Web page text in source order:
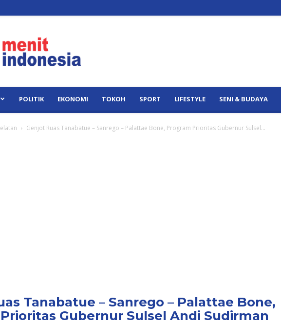
Indonesia
POLITIK EKONOMI TOKOH SPORT LIFESTYLE SENI & BUDAYA
Genjot Ruas Tanabatue – Sanrego – Palattae Bone, Program Prioritas Gubernur Sulsel...
Tanabatue – Sanrego – Palattae Bone,
Gubernur Sulsel Andi Sudirman